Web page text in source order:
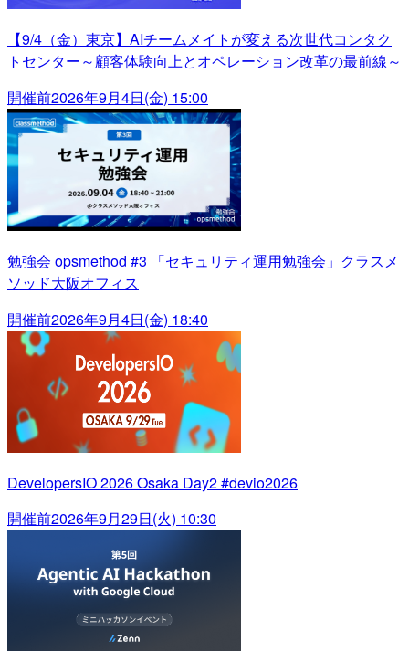
【9/4（金）東京】AIチームメイトが変える次世代コンタク
トセンター～顧客体験向上とオペレーション改革の最前線～
開催前2026年9月4日(金) 15:00
勉強会 opsmethod #3 「セキュリティ運用勉強会」クラスメ
ソッド大阪オフィス
開催前2026年9月4日(金) 18:40
DevelopersIO 2026 Osaka Day2 #devio2026
開催前2026年9月29日(火) 10:30